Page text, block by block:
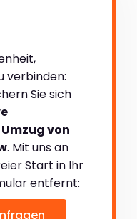
verbinden:
Sie sich
von
. Mit uns an
Start in Ihr
entfernt: